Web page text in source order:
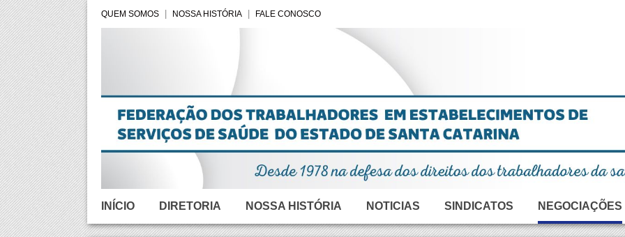
QUEM SOMOS NOSSA HISTÓRIA FALE CONOSCO
INÍCIO DIRETORIA NOSSA HISTÓRIA NOTICIAS SINDICATOS NEGOCIAÇÕES